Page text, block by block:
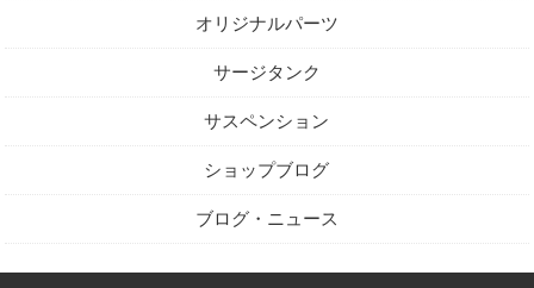
オリジナルパーツ
サージタンク
サスペンション
ショップブログ
ブログ・ニュース